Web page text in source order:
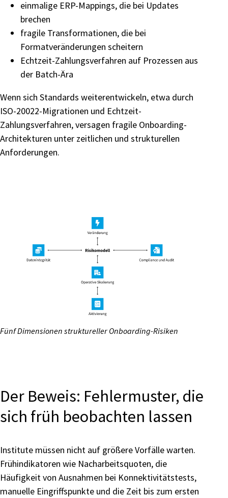
einmalige ERP-Mappings, die bei Updates
brechen
fragile Transformationen, die bei
Formatveränderungen scheitern
Echtzeit-Zahlungsverfahren auf Prozessen aus
der Batch-Ära
Wenn sich Standards weiterentwickeln, etwa durch
ISO-20022-Migrationen und Echtzeit-
Zahlungsverfahren, versagen fragile Onboarding-
Architekturen unter zeitlichen und strukturellen
Anforderungen.
Fünf Dimensionen struktureller Onboarding-Risiken
Der Beweis: Fehlermuster, die
sich früh beobachten lassen
Institute müssen nicht auf größere Vorfälle warten.
Frühindikatoren wie Nacharbeitsquoten, die
Häufigkeit von Ausnahmen bei Konnektivitätstests,
manuelle Eingriffspunkte und die Zeit bis zum ersten